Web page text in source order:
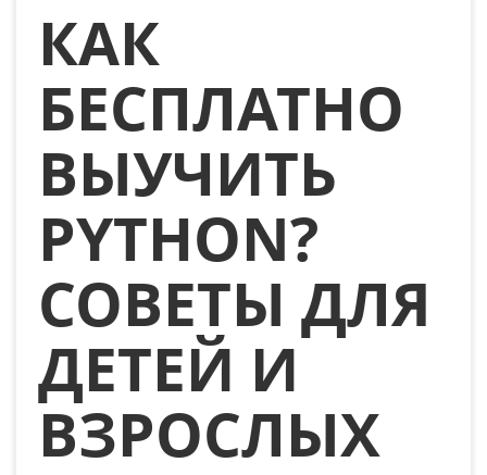
КАК
БЕСПЛАТНО
ВЫУЧИТЬ
PYTHON?
СОВЕТЫ ДЛЯ
ДЕТЕЙ И
ВЗРОСЛЫХ